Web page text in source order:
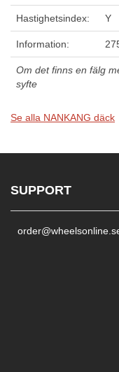
Hastighetsindex: Y
Information:
Om det finns en fälg
syfte
Se alla NANKANG däck
SUPPORT